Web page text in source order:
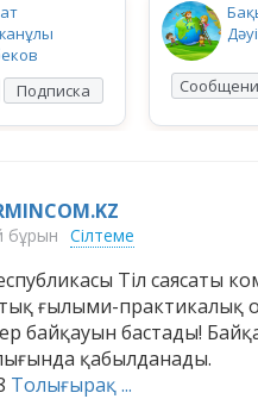
Подписка
бұрын Сілтеме
Тіл саясаты
ғылыми-
байқауын бастады!
қабылданады.
Толығырақ ...